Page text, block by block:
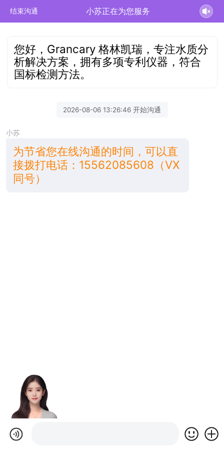
结束沟通 小苏正在为您服务
您好，Grancary 格林凯瑞，专注水质分
析解决方案，拥有多项专利仪器，符合
国标检测方法。
2026-08-06 13:26:46 开始沟通
小苏
为节省您在线沟通的时间，可以直
接拨打电话：15562085608（VX
同号）